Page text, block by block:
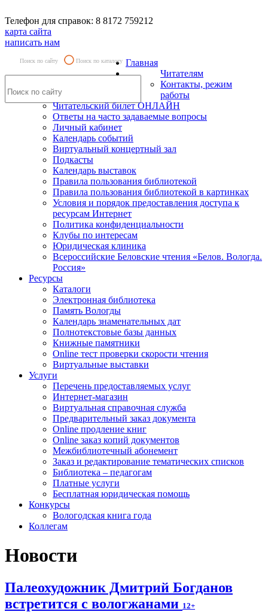
Телефон для справок: 8 8172 759212
карта сайта
написать нам
Поиск по сайту Поиск по каталогу Главная
Читателям
Контакты, режим
работы
Читательский билет ОНЛАЙН
Ответы на часто задаваемые вопросы
Личный кабинет
Календарь событий
Виртуальный концертный зал
Подкасты
Календарь выставок
Правила пользования библиотекой
Правила пользования библиотекой в картинках
Условия и порядок предоставления доступа к
ресурсам Интернет
Политика конфиденциальности
Клубы по интересам
Юридическая клиника
Всероссийские Беловские чтения «Белов. Вологда.
Россия»
Ресурсы
Каталоги
Электронная библиотека
Память Вологды
Календарь знаменательных дат
Полнотекстовые базы данных
Книжные памятники
Online тест проверки скорости чтения
Виртуальные выставки
Услуги
Перечень предоставляемых услуг
Интернет-магазин
Виртуальная справочная служба
Предварительный заказ документа
Online продление книг
Online заказ копий документов
Межбиблиотечный абонемент
Заказ и редактирование тематических списков
Библиотека – педагогам
Платные услуги
Бесплатная юридическая помощь
Конкурсы
Вологодская книга года
Коллегам
Новости
Палеохудожник Дмитрий Богданов
встретится с вологжанами 12+